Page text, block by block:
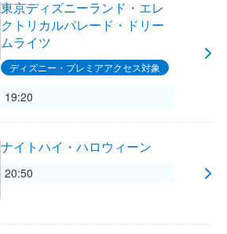
東京ディズニーランド・エレ
クトリカルパレード・ドリー
ムライツ
ディズニー・プレミアアクセス対象
19:20
ナイトハイ・ハロウィーン
20:50